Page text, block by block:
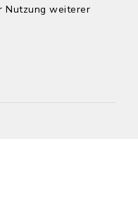
Nutzung weiterer